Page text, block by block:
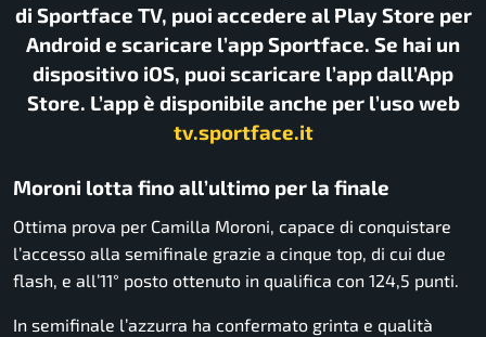
di Sportface TV, puoi accedere al Play Store per
Android e scaricare l’app Sportface. Se hai un
dispositivo iOS, puoi scaricare l’app dall’App
Store. L’app è disponibile anche per l’uso web
tv.sportface.it
Moroni lotta fino all’ultimo per la finale
Ottima prova per Camilla Moroni, capace di conquistare
l’accesso alla semifinale grazie a cinque top, di cui due
flash, e all’11° posto ottenuto in qualifica con 124,5 punti.
In semifinale l’azzurra ha confermato grinta e qualità